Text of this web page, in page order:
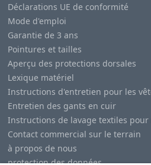
Déclarations UE de conformité
Mode d'emploi
Garantie de 3 ans
Pointures et tailles
Aperçu des protections dorsales
Lexique matériel
Instructions d'entretien pour les
Entretien des gants en cuir
Instructions de lavage textiles pour
Contact commercial sur le terrain
à propos de nous
protection des données